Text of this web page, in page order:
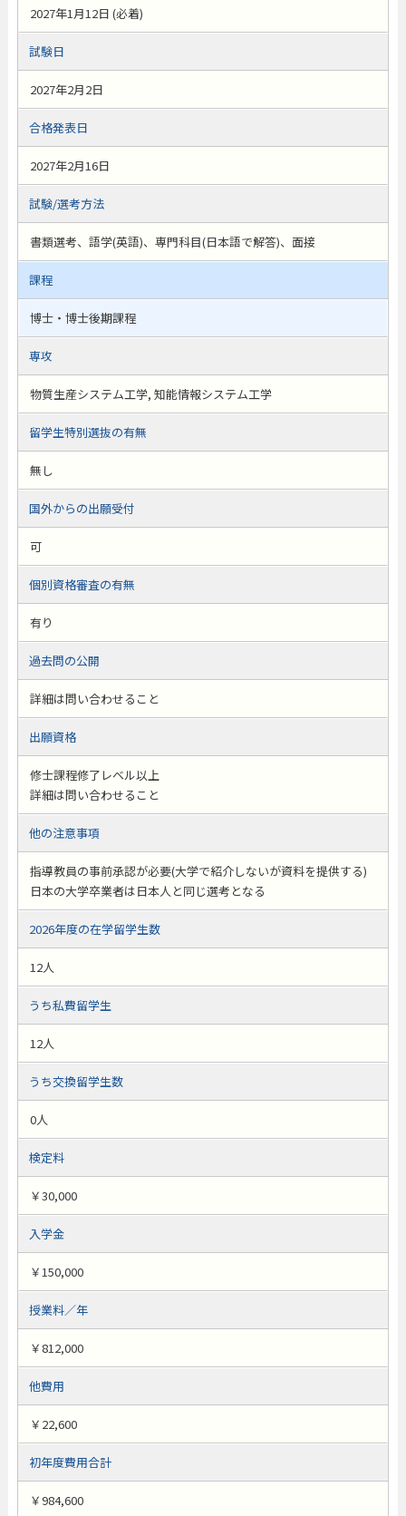
2027年1月12日 (必着)
試験日
2027年2月2日
合格発表日
2027年2月16日
試験/選考方法
書類選考、語学(英語)、専門科目(日本語で解答)、面接
課程
博士・博士後期課程
専攻
物質生産システム工学, 知能情報システム工学
留学生特別選抜の有無
無し
国外からの出願受付
可
個別資格審査の有無
有り
過去問の公開
詳細は問い合わせること
出願資格
修士課程修了レベル以上
詳細は問い合わせること
他の注意事項
指導教員の事前承認が必要(大学で紹介しないが資料を提供する)
日本の大学卒業者は日本人と同じ選考となる
2026年度の在学留学生数
12人
うち私費留学生
12人
うち交換留学生数
0人
検定料
￥30,000
入学金
￥150,000
授業料／年
￥812,000
他費用
￥22,600
初年度費用合計
￥984,600